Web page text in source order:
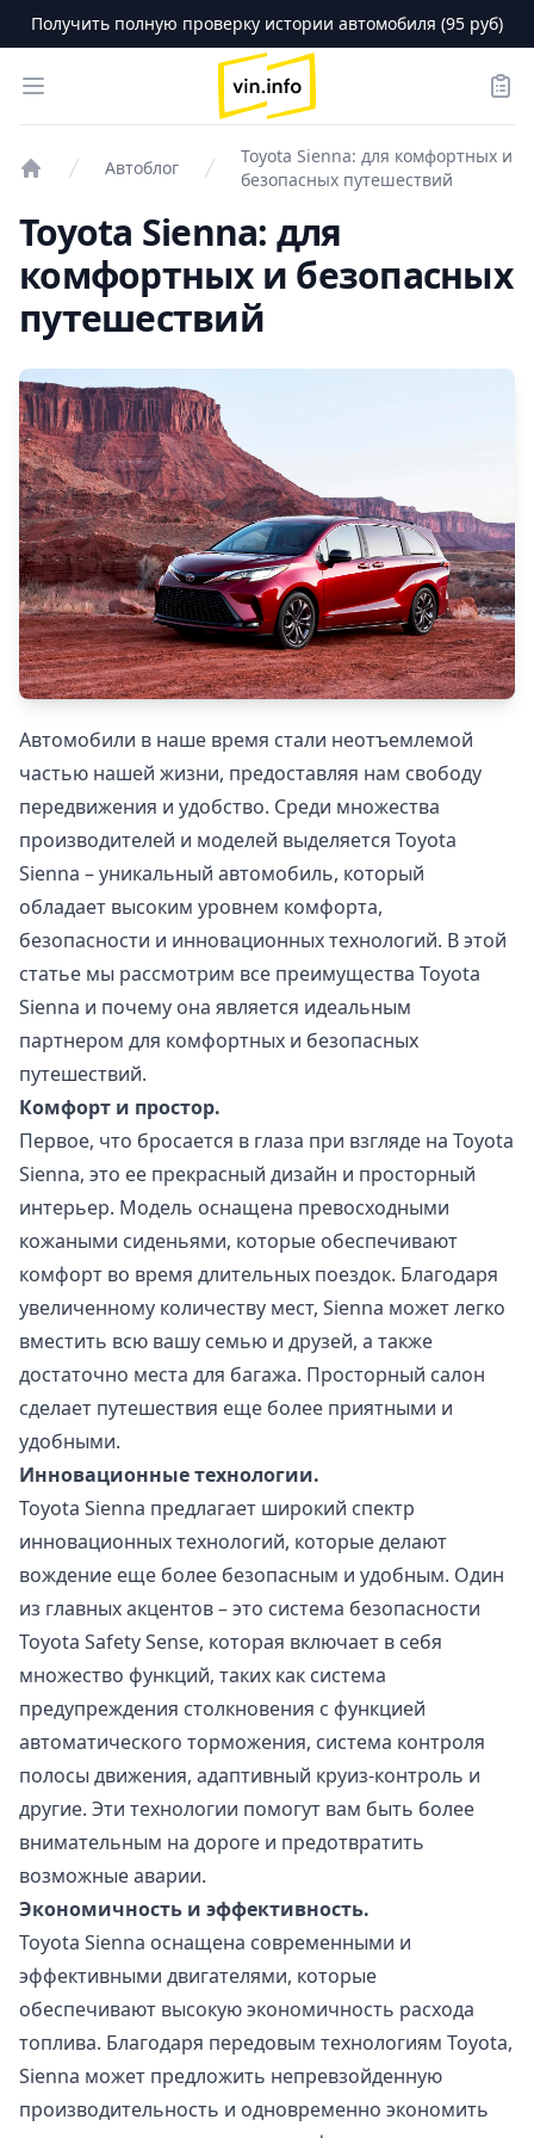
Получить полную проверку истории автомобиля (95 руб)
Open menu
logo
Автоблог
Toyota Sienna: для комфортных и
безопасных путешествий
Toyota Sienna: для
комфортных и безопасных
путешествий
Автомобили в наше время стали неотъемлемой
частью нашей жизни, предоставляя нам свободу
передвижения и удобство. Среди множества
производителей и моделей выделяется Toyota
Sienna – уникальный автомобиль, который
обладает высоким уровнем комфорта,
безопасности и инновационных технологий. В этой
статье мы рассмотрим все преимущества Toyota
Sienna и почему она является идеальным
партнером для комфортных и безопасных
путешествий.
Комфорт и простор.
Первое, что бросается в глаза при взгляде на Toyota
Sienna, это ее прекрасный дизайн и просторный
интерьер. Модель оснащена превосходными
кожаными сиденьями, которые обеспечивают
комфорт во время длительных поездок. Благодаря
увеличенному количеству мест, Sienna может легко
вместить всю вашу семью и друзей, а также
достаточно места для багажа. Просторный салон
сделает путешествия еще более приятными и
удобными.
Инновационные технологии.
Toyota Sienna предлагает широкий спектр
инновационных технологий, которые делают
вождение еще более безопасным и удобным. Один
из главных акцентов – это система безопасности
Toyota Safety Sense, которая включает в себя
множество функций, таких как система
предупреждения столкновения с функцией
автоматического торможения, система контроля
полосы движения, адаптивный круиз-контроль и
другие. Эти технологии помогут вам быть более
внимательным на дороге и предотвратить
возможные аварии.
Экономичность и эффективность.
Toyota Sienna оснащена современными и
эффективными двигателями, которые
обеспечивают высокую экономичность расхода
топлива. Благодаря передовым технологиям Toyota,
Sienna может предложить непревзойденную
производительность и одновременно экономить